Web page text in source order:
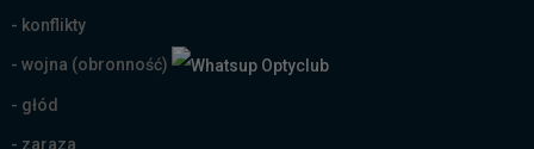
- konflikty
- wojna (obronność)
- głód
- zaraza